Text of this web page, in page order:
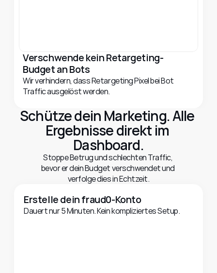
Verschwende kein Retargeting-
Budget an Bots
Wir verhindern, dass Retargeting Pixel bei Bot
Traffic ausgelöst werden.
Schütze dein Marketing. Alle
Ergebnisse direkt im
Dashboard.
Stoppe Betrug und schlechten Traffic,
bevor er dein Budget verschwendet und
verfolge dies in Echtzeit.
Erstelle dein fraud0-Konto
Dauert nur 5 Minuten. Kein kompliziertes Setup.